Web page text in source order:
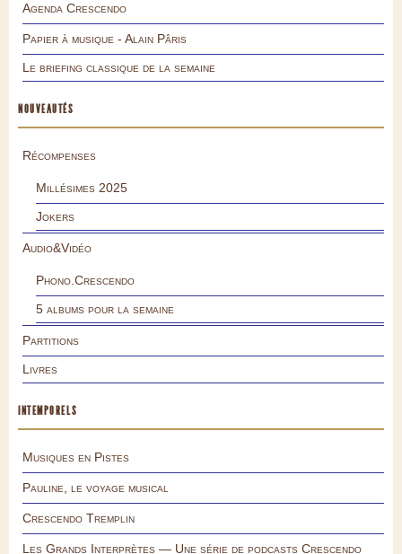
Agenda Crescendo
Papier à musique - Alain Pâris
Le briefing classique de la semaine
NOUVEAUTÉS
Récompenses
Millésimes 2025
Jokers
Audio&Vidéo
Phono.Crescendo
5 albums pour la semaine
Partitions
Livres
INTEMPORELS
Musiques en Pistes
Pauline, le voyage musical
Crescendo Tremplin
Les Grands Interprètes — Une série de podcasts Crescendo